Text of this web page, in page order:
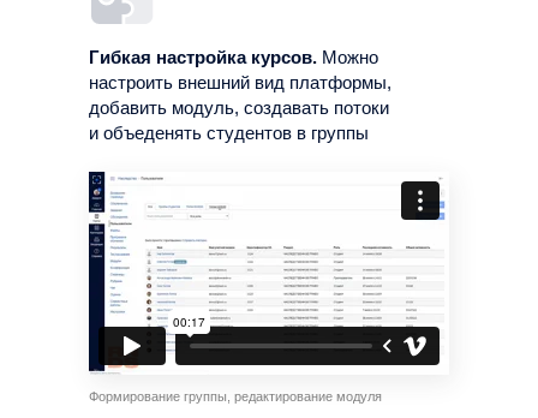
Гибкая настройка курсов. Можно
настроить внешний вид платформы,
добавить модуль, создавать потоки
и объеденять студентов в группы
Формирование группы, редактирование модуля